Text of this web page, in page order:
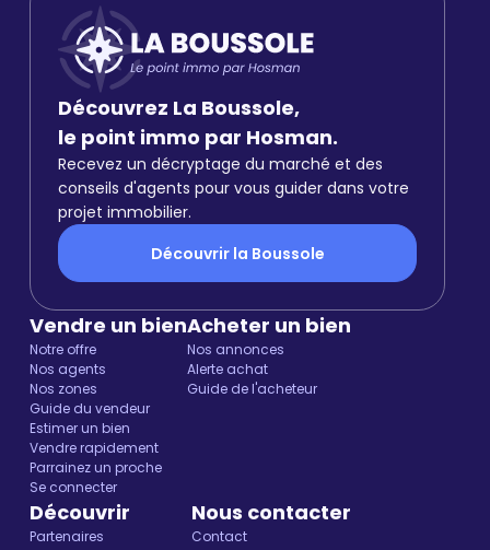
Découvrez La Boussole,
le point immo par Hosman.
Recevez un décryptage du marché et des
conseils d'agents pour vous guider dans votre
projet immobilier.
Découvrir la Boussole
Vendre un bien
Notre offre
Nos agents
Nos zones
Guide du vendeur
Estimer un bien
Vendre rapidement
Parrainez un proche
Se connecter
Acheter un bien
Nos annonces
Alerte achat
Guide de l'acheteur
Découvrir
Partenaires
Nous contacter
Contact